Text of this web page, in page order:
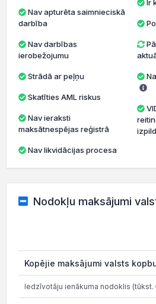
darbība
ierobežojumu
Strādā ar peļņu
Skatīties AML riskus
maksātnespējas reģistrā
Nav likvidācijas procesa
Ir
Nodokļu maksājumi
Kopējie maksājumi valsts
Iedzīvotāju ienākuma nodoklis (tūkst.